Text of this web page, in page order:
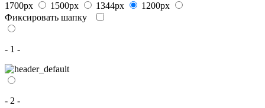
1700px
1500px 1344px
1200px
Фиксировать шапку
- 1 -
- 2 -